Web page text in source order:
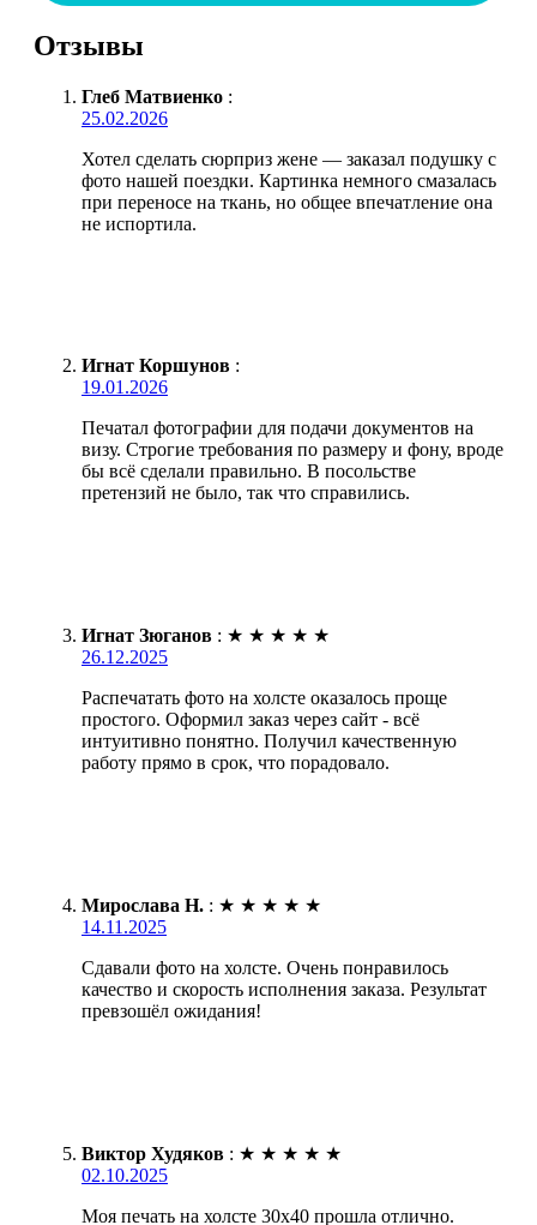
Отзывы
Глеб Матвиенко :
25.02.2026
Хотел сделать сюрприз жене — заказал подушку с
фото нашей поездки. Картинка немного смазалась
при переносе на ткань, но общее впечатление она
не испортила.
Игнат Коршунов :
19.01.2026
Печатал фотографии для подачи документов на
визу. Строгие требования по размеру и фону, вроде
бы всё сделали правильно. В посольстве
претензий не было, так что справились.
Игнат Зюганов : ★ ★ ★ ★ ★
26.12.2025
Распечатать фото на холсте оказалось проще
простого. Оформил заказ через сайт - всё
интуитивно понятно. Получил качественную
работу прямо в срок, что порадовало.
Мирослава Н. : ★ ★ ★ ★ ★
14.11.2025
Сдавали фото на холсте. Очень понравилось
качество и скорость исполнения заказа. Результат
превзошёл ожидания!
Виктор Худяков : ★ ★ ★ ★ ★
02.10.2025
Моя печать на холсте 30х40 прошла отлично.